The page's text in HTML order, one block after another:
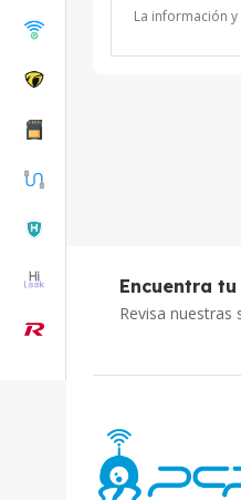
La información
Encuentra
Revisa nuestras